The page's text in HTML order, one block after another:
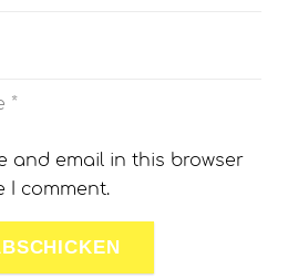
and email in this browser
I comment.